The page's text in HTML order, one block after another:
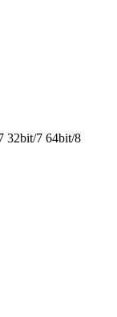
32bit/7 64bit/8